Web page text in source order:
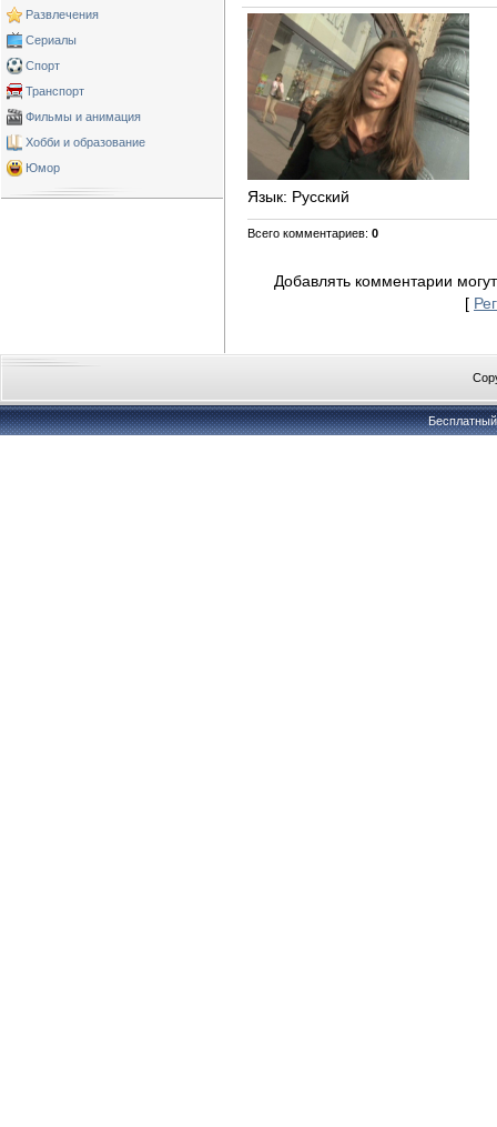
Развлечения
Сериалы
Спорт
Транспорт
Фильмы и анимация
Хобби и образование
Юмор
Язык: Русский
Всего комментариев: 0
Добавлять комментарии
[